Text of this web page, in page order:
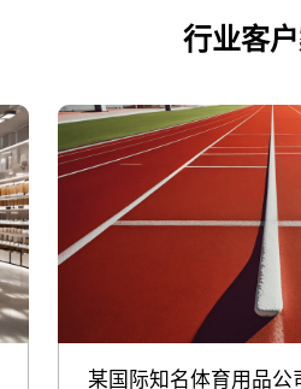
某国际知名体育用品公